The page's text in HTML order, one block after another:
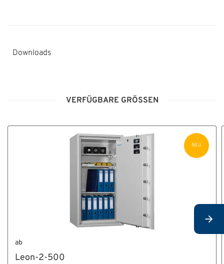
Downloads
VERFÜGBARE GRÖSSEN
NEU
ab
Leon-2-500